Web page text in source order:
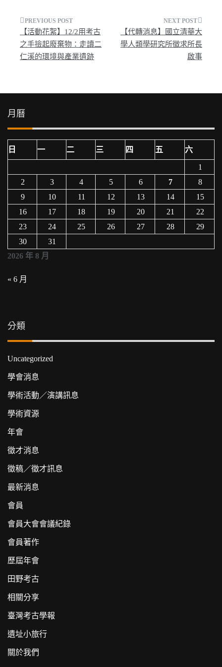
文
章
導
【活動花絮】12/2用考古
之手撿起廢棄物：走讀二
仁溪的環境與產業遺跡
【代轉消息】國立清華大
學人類學研究所徵求所長
啟事
月曆
2026 年 8 月
日 一 二 三 四 五 六
1
2
3 4 5 6 7
8
9
10 11 12 13 14
15
16
17 18 19 20 21
22
23
24 25 26 27 28
29
30
31
« 6 月
分類
Uncategorized
學會消息
學術活動／演講訊息
學術資源
年會
徵才消息
徵稿／徵才訊息
最新消息
會員
會員大會會議紀錄
會員著作
歷屆年會
田野考古
相關分享
臺灣考古學報
遺址小旅行
關於我們